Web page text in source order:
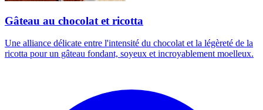
Gâteau au chocolat et ricotta
Une alliance délicate entre l'intensité du chocolat et la légèreté de la
ricotta pour un gâteau fondant, soyeux et incroyablement moelleux.